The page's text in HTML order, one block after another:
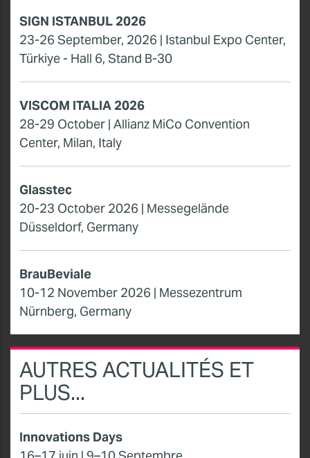
SIGN ISTANBUL 2026
23-26 September, 2026 | Istanbul Expo Center,
Türkiye - Hall 6, Stand B-30
VISCOM ITALIA 2026
28-29 October | Allianz MiCo Convention
Center, Milan, Italy
Glasstec
20-23 October 2026 | Messegelände
Düsseldorf, Germany
BrauBeviale
10-12 November 2026 | Messezentrum
Nürnberg, Germany
AUTRES ACTUALITÉS ET
PLUS...
Innovations Days
16–17 juin | 9–10 Septembre